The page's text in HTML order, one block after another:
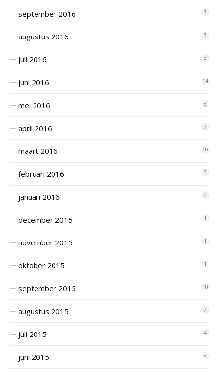
september 2016 7
augustus 2016 7
juli 2016 3
juni 2016 14
mei 2016 8
april 2016 7
maart 2016 10
februari 2016 3
januari 2016 4
december 2015 1
november 2015 1
oktober 2015 1
september 2015 10
augustus 2015 7
juli 2015 4
juni 2015 9